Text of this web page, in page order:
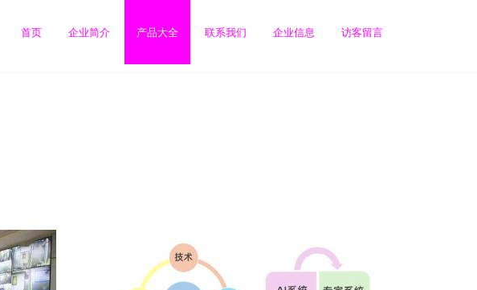
首页 企业简介 产品大全 联系我们 企业信息 访客留言